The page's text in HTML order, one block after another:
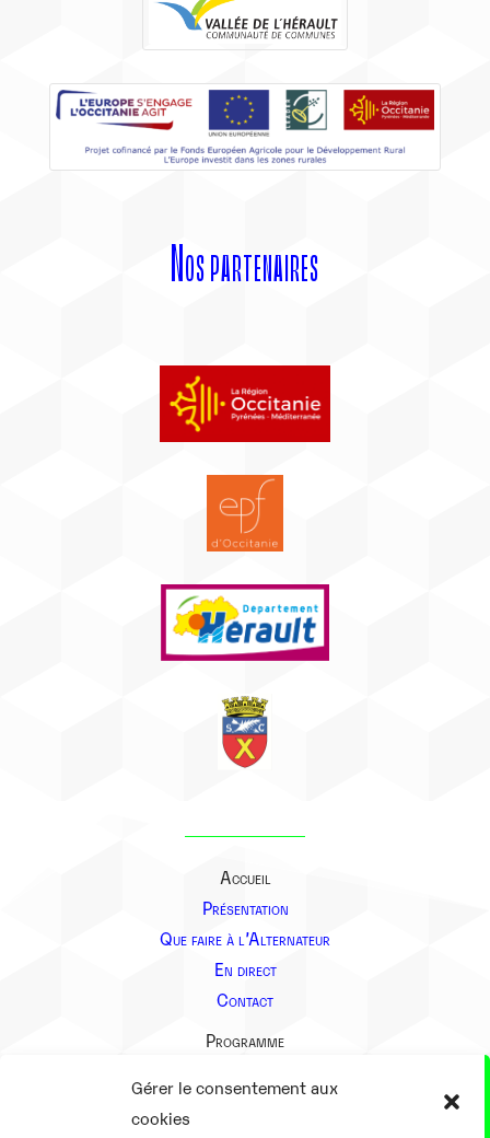
Gérer le consentement aux
cookies
Nos partenaires
Accueil
Présentation
Que faire à l’Alternateur
En direct
Contact
Programme
Présentation